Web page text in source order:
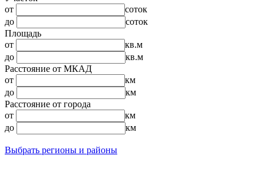
от
соток
до
соток
Площадь
от
кв.м
до
кв.м
Расстояние от МКАД
от
км
до
км
Расстояние от города
от
км
до
км
Выбрать регионы и районы